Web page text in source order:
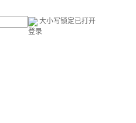
大小写锁定已打开
登录